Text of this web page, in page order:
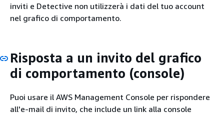
inviti e Detective non utilizzerà i dati del tuo account
nel grafico di comportamento.
Risposta a un invito del grafico
di comportamento (console)
Puoi usare il AWS Management Console per rispondere
all'e-mail di invito, che include un link alla console